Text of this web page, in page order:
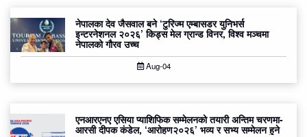
नेपालका देव जैसवाल बने ‘टुरिज्म एम्बासडर युनिभर्स
इन्टरनेशनल २०२६’ किड्स मेल ग्रान्ड विनर, विश्व मञ्चमा
नेपालको गौरव उच्च
Aug-04
एनआरएनए एसिया प्याशिफिक सम्मेलनको तयारी अन्तिम चरणमा-
आरसी दीपक कंडेल, ‘आरोहण२०२६’ भव्य र सभ्य सम्मेलन हुने